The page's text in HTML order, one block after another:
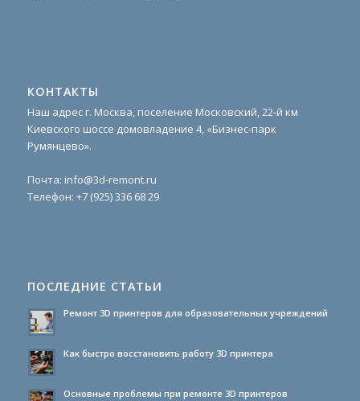
КОНТАКТЫ
Наш адрес г. Москва, поселение Московский, 22-й км
Киевского шоссе домовладение 4, «Бизнес-парк
Румянцево».
Почта: info@3d-remont.ru
Телефон: +7 (925) 336 68 29
ПОСЛЕДНИЕ СТАТЬИ
Ремонт 3D принтеров для образовательных учреждений
Как быстро восстановить работу 3D принтера
Основные проблемы при ремонте 3D принтеров